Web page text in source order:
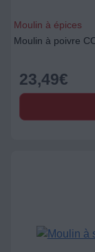
Moulin à épices
Moulin à poivre
23,49€